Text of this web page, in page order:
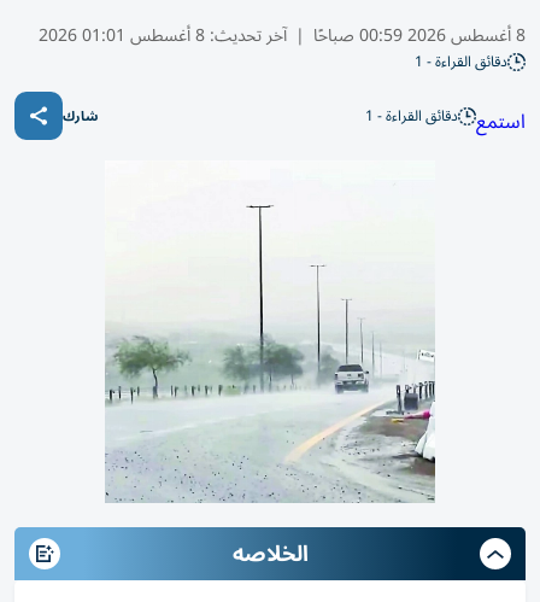
8 أغسطس 2026 00:59 صباحًا | آخر تحديث:8 أغسطس 01:01 2026
دقائق القراءة - 1
استمع دقائق القراءة - 1 شارك
الخلاصه